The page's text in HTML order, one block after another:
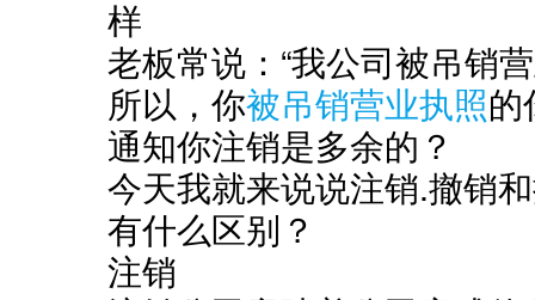
样
老板常说：“我公司被吊销
所以，你被吊销营业执照的
通知你注销是多余的？
今天我就来说说注销.撤销
有什么区别？
注销